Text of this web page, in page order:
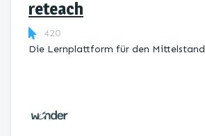
reteach
420
Die Lernplattform ​für den Mittelstand